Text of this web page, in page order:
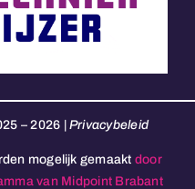
– 2026 | Privacybeleid
mogelijk gemaakt door
van Midpoint Brabant